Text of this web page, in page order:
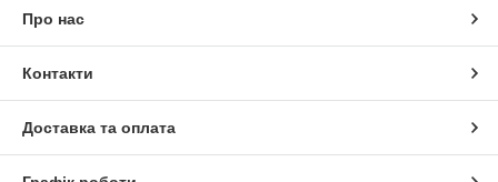
Про нас
Контакти
Доставка та оплата